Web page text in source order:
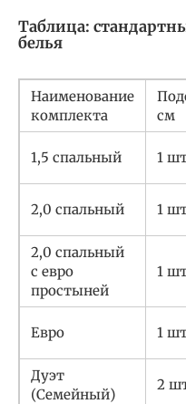
Таблица:
белья
Наименование
комплекта
см
1,5 спальный 1
2,0 спальный 1
2,0 спальный
с евро
простыней
1
Евро 1
Дуэт
(Семейный)
2